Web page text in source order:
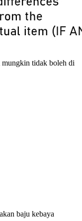
mungkin tidak boleh di
baju kebaya